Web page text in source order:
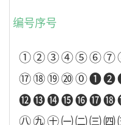
编号序号
⓬⓭⓮⓯⓰⓱⓲⓳⓴
㊇㊈㊉㈠㈡㈢